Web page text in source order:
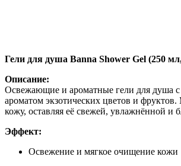
Гели для душа Banna Shower Gel (250
Описание:
Освежающие и ароматные гели для душа
ароматом экзотических цветов и
кожу, оставляя её свежей, увлажнённой и
Эффект:
Освежение и мягкое очищение кожи